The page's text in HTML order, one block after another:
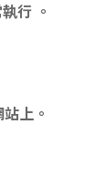
行 。
上。